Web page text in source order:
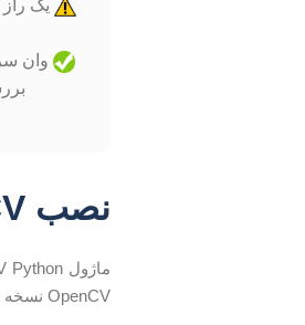
وان
بررسی
نصب OpenCV از مخزن Debian
OpenCV نسخه 3.2 است که منسوخ شده است.